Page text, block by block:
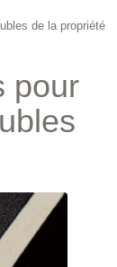
de la propriété
pour